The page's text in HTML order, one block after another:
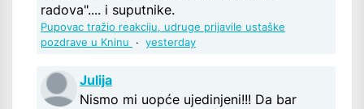
radova".... i suputnike.
Pupovac tražio reakciju, udruge prijavile ustaške
pozdrave u Kninu
· yesterday
Julija
Nismo mi uopće ujedinjeni!!! Da bar